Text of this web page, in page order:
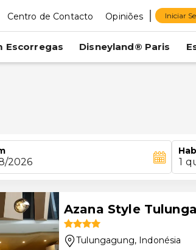
Centro de Contacto Opiniões Iniciar
Escorregas Disneyland® Paris
2026 1
Azana Style
Tulungagung, Indonésia